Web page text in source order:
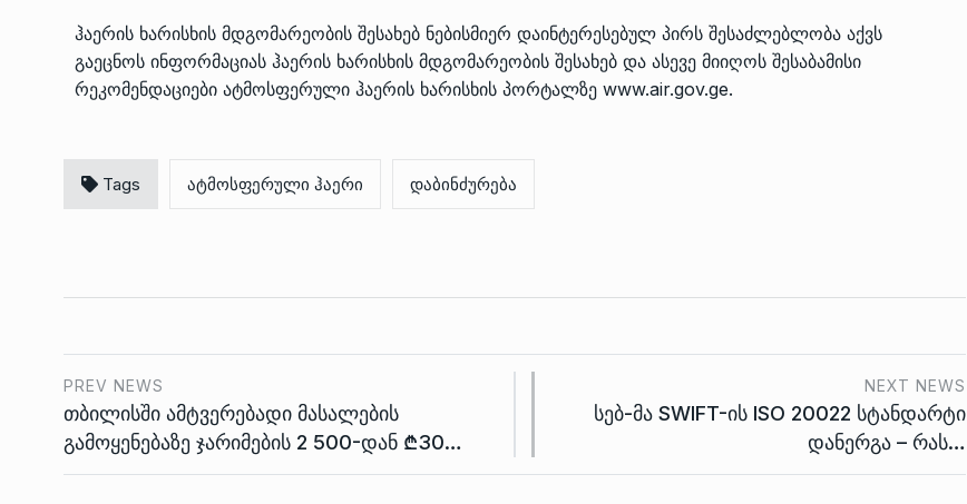
ჰაერის ხარისხის მდგომარეობის შესახებ ნებისმიერ დაინტერესებულ პირს შესაძლებლობა აქვს
გაეცნოს ინფორმაციას ჰაერის ხარისხის მდგომარეობის შესახებ და ასევე მიიღოს შესაბამისი
რეკომენდაციები ატმოსფერული ჰაერის ხარისხის პორტალზე www.air.gov.ge.
Tags ატმოსფერული ჰაერი დაბინძურება
PREV NEWS
თბილისში ამტვერებადი მასალების
გამოყენებაზე ჯარიმების 2 500-დან ₾30…
NEXT NEWS
სებ-მა SWIFT-ის ISO 20022 სტანდარტი
დანერგა – რას…